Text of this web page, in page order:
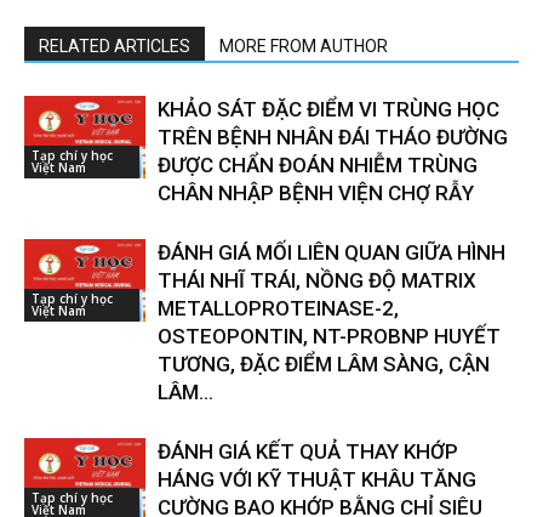
RELATED ARTICLES MORE FROM AUTHOR
Tạp chí y học
Việt Nam
KHẢO SÁT ĐẶC ĐIỂM VI TRÙNG HỌC
TRÊN BỆNH NHÂN ĐÁI THÁO ĐƯỜNG
ĐƯỢC CHẨN ĐOÁN NHIỄM TRÙNG
CHÂN NHẬP BỆNH VIỆN CHỢ RẪY
Tạp chí y học
Việt Nam
ĐÁNH GIÁ MỐI LIÊN QUAN GIỮA HÌNH
THÁI NHĨ TRÁI, NỒNG ĐỘ MATRIX
METALLOPROTEINASE-2,
OSTEOPONTIN, NT-PROBNP HUYẾT
TƯƠNG, ĐẶC ĐIỂM LÂM SÀNG, CẬN
LÂM...
Tạp chí y học
Việt Nam
ĐÁNH GIÁ KẾT QUẢ THAY KHỚP
HÁNG VỚI KỸ THUẬT KHÂU TĂNG
CƯỜNG BAO KHỚP BẰNG CHỈ SIÊU